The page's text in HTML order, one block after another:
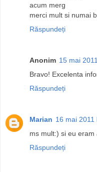
acum merg
merci mult si numai
Răspundeți
Anonim 15 mai
Bravo! Excelenta
Răspundeți
Marian 16 mai 2011
ms mult:) si eu
Răspundeți